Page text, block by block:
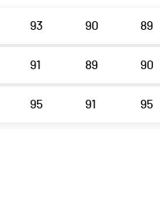
93 90 89
91 89 90
95 91 95